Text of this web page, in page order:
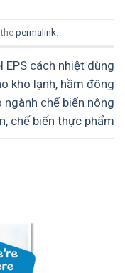
permalink
EPS cách nhiệt dùng
kho lạnh, hầm đông
ngành chế biến nông
chế biến thực phẩm